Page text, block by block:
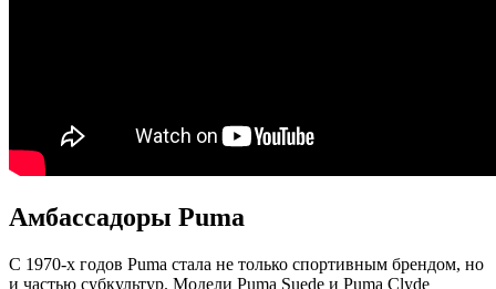
Амбассадоры Puma
С 1970-х годов Puma стала не только спортивным брендом, но
и частью субкультур. Модели Puma Suede и Puma Clyde